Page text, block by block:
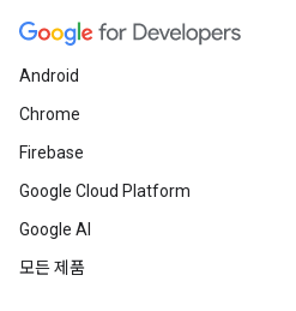
Android
Chrome
Firebase
Google Cloud Platform
Google AI
모든 제품